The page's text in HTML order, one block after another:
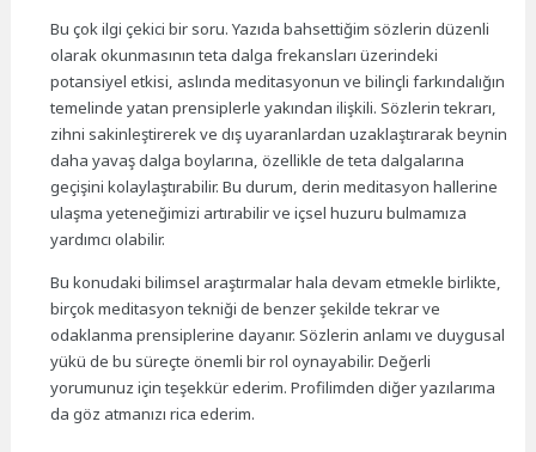
Bu çok ilgi çekici bir soru. Yazıda bahsettiğim sözlerin düzenli
olarak okunmasının teta dalga frekansları üzerindeki
potansiyel etkisi, aslında meditasyonun ve bilinçli farkındalığın
temelinde yatan prensiplerle yakından ilişkili. Sözlerin tekrarı,
zihni sakinleştirerek ve dış uyaranlardan uzaklaştırarak beynin
daha yavaş dalga boylarına, özellikle de teta dalgalarına
geçişini kolaylaştırabilir. Bu durum, derin meditasyon hallerine
ulaşma yeteneğimizi artırabilir ve içsel huzuru bulmamıza
yardımcı olabilir.
Bu konudaki bilimsel araştırmalar hala devam etmekle birlikte,
birçok meditasyon tekniği de benzer şekilde tekrar ve
odaklanma prensiplerine dayanır. Sözlerin anlamı ve duygusal
yükü de bu süreçte önemli bir rol oynayabilir. Değerli
yorumunuz için teşekkür ederim. Profilimden diğer yazılarıma
da göz atmanızı rica ederim.